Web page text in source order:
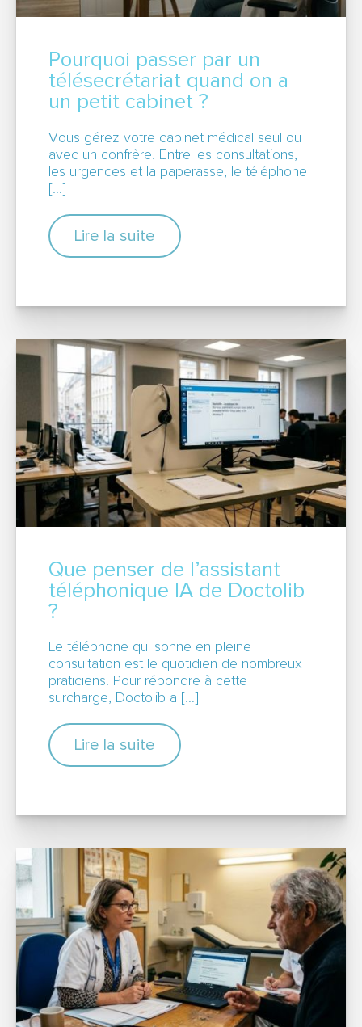
Pourquoi passer par un
télésecrétariat quand on a
un petit cabinet ?
Vous gérez votre cabinet médical seul ou
avec un confrère. Entre les consultations,
les urgences et la paperasse, le téléphone
[…]
Lire la suite
Que penser de l’assistant
téléphonique IA de Doctolib
?
Le téléphone qui sonne en pleine
consultation est le quotidien de nombreux
praticiens. Pour répondre à cette
surcharge, Doctolib a […]
Lire la suite